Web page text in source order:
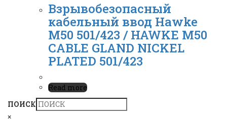
Взрывобезопасный
кабельный ввод Hawke
M50 501/423 / HAWKE M50
CABLE GLAND NICKEL
PLATED 501/423
Read more
ПОИСК
×